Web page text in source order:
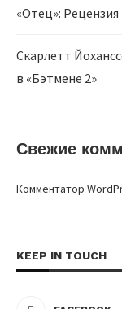
«Отец»:
Скарлетт
в «Бэтмене 2»
Свежие
Комментатор
KEEP IN TOUCH